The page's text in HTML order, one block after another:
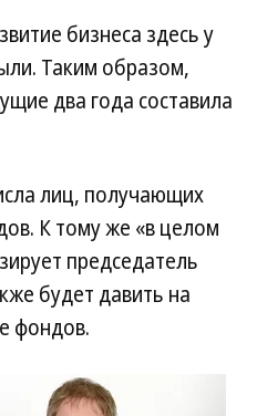
бизнеса здесь у
Таким образом,
два года составила
лиц, получающих
К тому же «в целом
председатель
будет давить на
фондов.